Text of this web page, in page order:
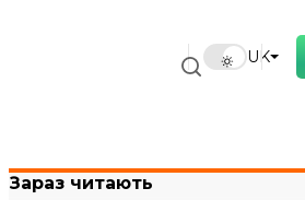
UK
Зараз читають